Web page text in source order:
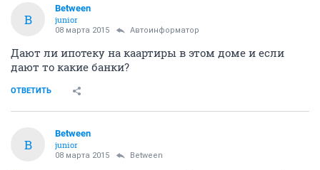
B
Between
junior
08 марта 2015 Автоинформатор
Дают ли ипотеку на каартиры в этом доме и если
дают то какие банки?
ОТВЕТИТЬ
B
Between
junior
08 марта 2015 Between